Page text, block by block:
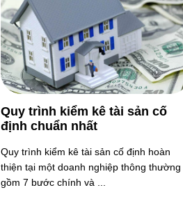
Quy trình kiểm kê tài sản cố
định chuẩn nhất
Quy trình kiểm kê tài sản cố định hoàn
thiện tại một doanh nghiệp thông thường
gồm 7 bước chính và ...